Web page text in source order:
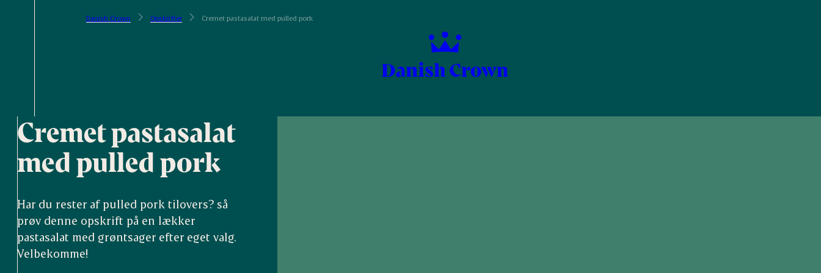
Danish Crown Opskrifter Cremet pastasalat med pulled pork
Cremet pastasalat
med pulled pork
Har du rester af pulled pork tilovers? så
prøv denne opskrift på en lækker
pastasalat med grøntsager efter eget valg.
Velbekomme!